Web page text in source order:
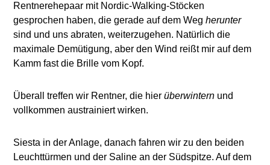
Rentnerehepaar mit Nordic-Walking-Stöcken
gesprochen haben, die gerade auf dem Wegherunter
sind und uns abraten, weiterzugehen. Natürlich die
maximale Demütigung, aber den Wind reißt mir auf dem
Kamm fast die Brille vom Kopf.
Überall treffen wir Rentner, die hierüberwintern und
vollkommen austrainiert wirken.
Siesta in der Anlage, danach fahren wir zu den beiden
Leuchttürmen und der Saline an der Südspitze. Auf dem